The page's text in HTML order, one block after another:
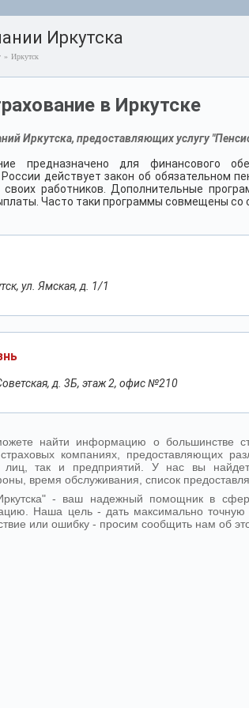
Иркутска
» Иркутск
в Иркутске
Иркутска, предоставляющих услугу
предназначено для финансового
действует закон об обязательном
работников. Дополнительные
Часто таки программы совмещены со
ул. Ямская, д. 1/1
д. 3Б, этаж 2, офис №210
найти информацию о большинстве
компаниях, предоставляющих
лиц, так и предприятий. У нас вы
время обслуживания, список
- ваш надежный помощник в
Наша цель - дать максимально
или ошибку - просим сообщить нам об